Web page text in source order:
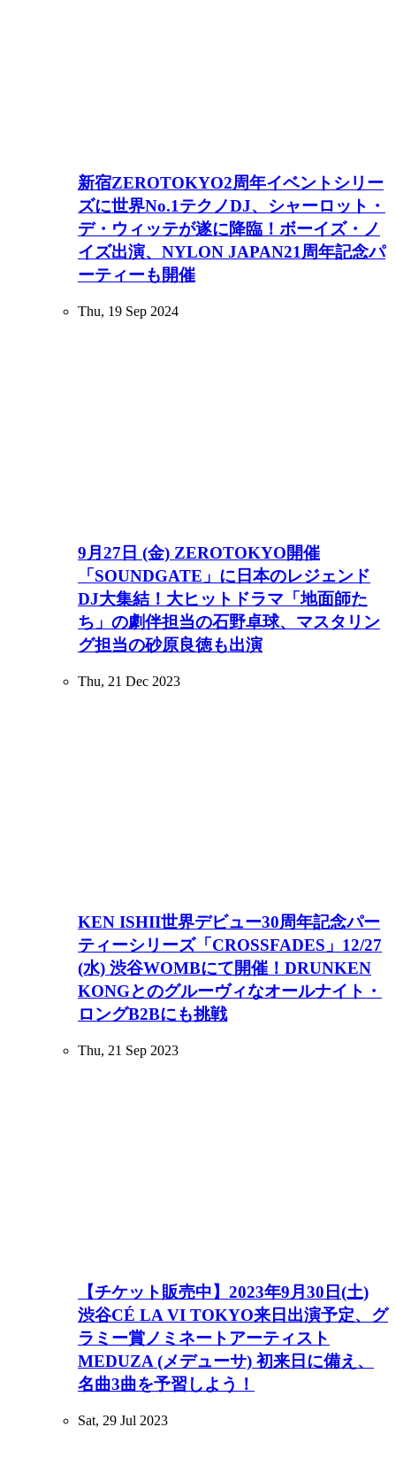
新宿ZEROTOKYO2周年イベントシリー
ズに世界No.1テクノDJ、シャーロット・
デ・ウィッテが遂に降臨！ボーイズ・ノ
イズ出演、NYLON JAPAN21周年記念パ
ーティーも開催
Thu, 19 Sep 2024
9月27日 (金) ZEROTOKYO開催
「SOUNDGATE」に日本のレジェンド
DJ大集結！大ヒットドラマ「地面師た
ち」の劇伴担当の石野卓球、マスタリン
グ担当の砂原良徳も出演
Thu, 21 Dec 2023
KEN ISHII世界デビュー30周年記念パー
ティーシリーズ「CROSSFADES」12/27
(水) 渋谷WOMBにて開催！DRUNKEN
KONGとのグルーヴィなオールナイト・
ロングB2Bにも挑戦
Thu, 21 Sep 2023
【チケット販売中】2023年9月30日(土)
渋谷CÉ LA VI TOKYO来日出演予定、グ
ラミー賞ノミネートアーティスト
MEDUZA (メデューサ) 初来日に備え、
名曲3曲を予習しよう！
Sat, 29 Jul 2023